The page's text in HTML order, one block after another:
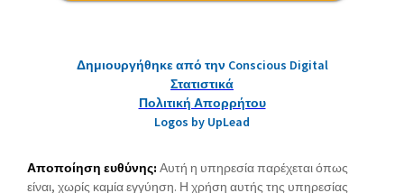
Δημιουργήθηκε από την Conscious Digital
Στατιστικά
Πολιτική Απορρήτου
Logos by UpLead
Αποποίηση ευθύνης: Αυτή η υπηρεσία παρέχεται όπως
είναι, χωρίς καμία εγγύηση. Η χρήση αυτής της υπηρεσίας